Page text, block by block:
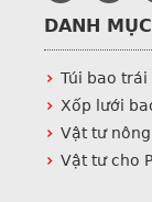
DANH
Túi bao trái
Xốp lưới
Vật tư
Vật tư cho